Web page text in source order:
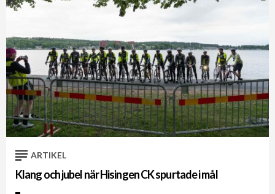
ARTIKEL
Klang och jubel när Hisingen CK spurtade i mål